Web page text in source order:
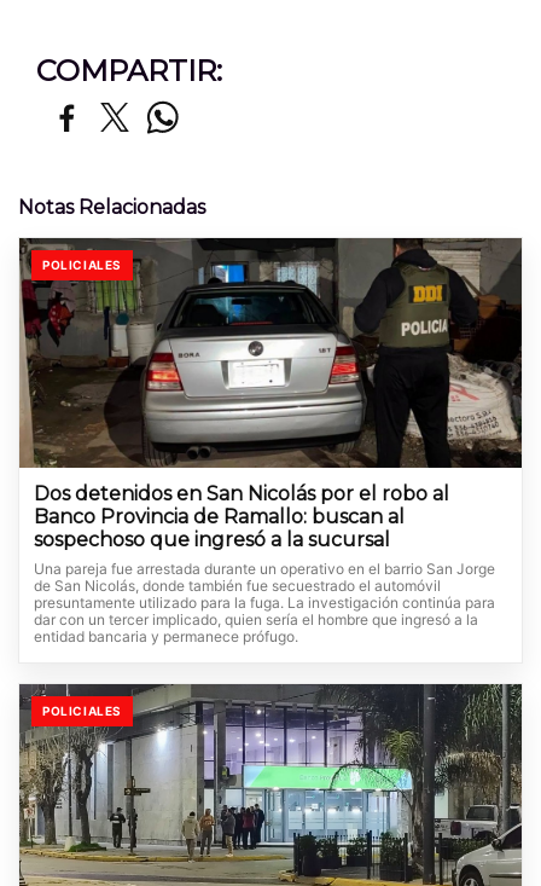
COMPARTIR:
Notas Relacionadas
POLICIALES
Dos detenidos en San Nicolás por el robo al
Banco Provincia de Ramallo: buscan al
sospechoso que ingresó a la sucursal
Una pareja fue arrestada durante un operativo en el barrio San Jorge
de San Nicolás, donde también fue secuestrado el automóvil
presuntamente utilizado para la fuga. La investigación continúa para
dar con un tercer implicado, quien sería el hombre que ingresó a la
entidad bancaria y permanece prófugo.
POLICIALES